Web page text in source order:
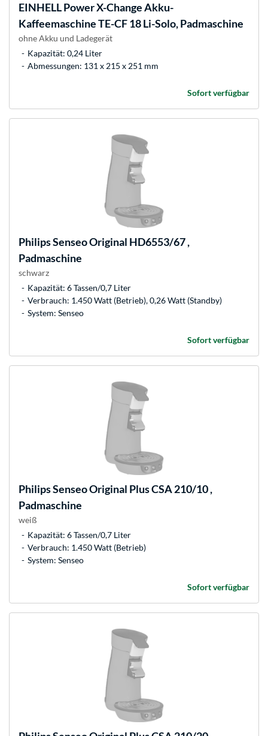
EINHELLPower X-Change Akku-
Kaffeemaschine TE-CF 18 Li-Solo, Padmaschine
ohne Akku und Ladegerät
Kapazität: 0,24 Liter
Abmessungen: 131 x 215 x 251 mm
Sofort verfügbar
PhilipsSenseo Original HD6553/67 ,
Padmaschine
schwarz
Kapazität: 6 Tassen/0,7 Liter
Verbrauch: 1.450 Watt (Betrieb), 0,26 Watt (Standby)
System: Senseo
Sofort verfügbar
PhilipsSenseo Original Plus CSA 210/10 ,
Padmaschine
weiß
Kapazität: 6 Tassen/0,7 Liter
Verbrauch: 1.450 Watt (Betrieb)
System: Senseo
Sofort verfügbar